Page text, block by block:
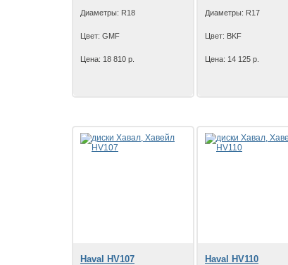
Диаметры: R18
Цвет: GMF
Цена: 18 810 р.
Диаметры: R17
Цвет: BKF
Цена: 14 125 р.
Haval HV107 Haval HV110